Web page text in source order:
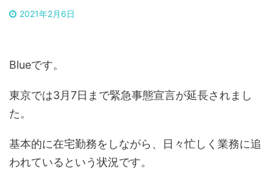
2021年2月6日
Blueです。
東京では3月7日まで緊急事態宣言が延長されまし
た。
基本的に在宅勤務をしながら、日々忙しく業務に追
われているという状況です。